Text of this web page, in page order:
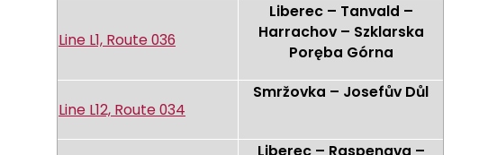
Line L1, Route 036
Liberec – Tanvald –
Harrachov – Szklarska
Poręba Górna
Line L12, Route 034
Smržovka – Josefův Důl